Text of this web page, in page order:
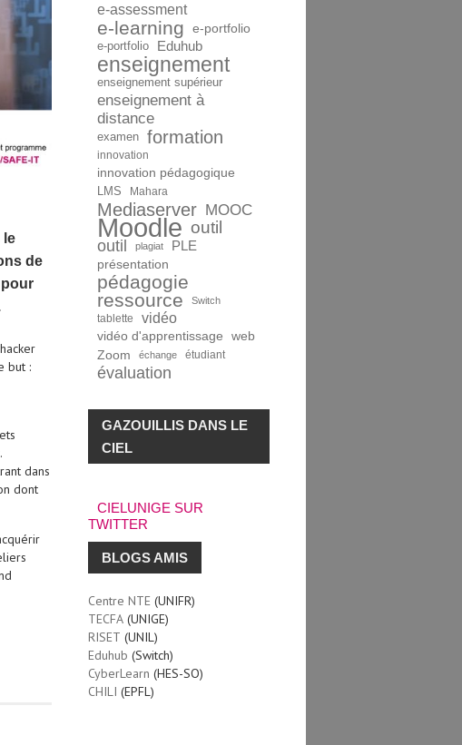
le
de
but :
dans
dont
e-assessment
e-learning e-portfolio
e-portfolio Eduhub
enseignement
enseignement supérieur
enseignement à
distance
examen formation
innovation
innovation pédagogique
LMS Mahara
Mediaserver MOOC
Moodle outil
outil plagiat PLE
présentation
pédagogie
ressource
Switch
tablette vidéo
vidéo d'apprentissage web
Zoom échange étudiant
évaluation
GAZOUILLIS DANS LE
CIEL
CIELUNIGE SUR
TWITTER
BLOGS AMIS
Centre NTE (UNIFR)
TECFA (UNIGE)
RISET (UNIL)
Eduhub (Switch)
CyberLearn (HES-SO)
CHILI (EPFL)